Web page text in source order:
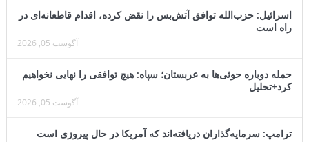
اسرائیل: حزب‌الله توافق آتش‌بس را نقض کرده، اقدام قاطعانه‌ای در
راه است
آگوست 05, 2026
حمله دوباره حوثی‌ها به عربستان؛ سپاه: هیچ توافقی را نهایی نخواهیم
کرد+تحلیل
آگوست 05, 2026
ترامپ: سرمایه‌گذاران دریافته‌اند که آمریکا در حال پیروزی است